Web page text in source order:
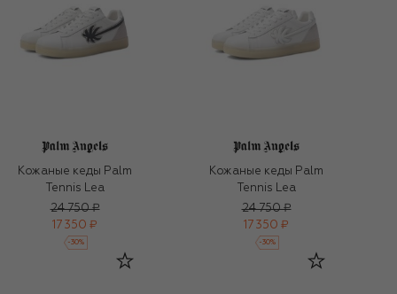
Кожаные кеды Palm
Tennis Lea
24 750 ₽
17 350 ₽
-30%
Кожаные кеды Palm
Tennis Lea
24 750 ₽
17 350 ₽
-30%